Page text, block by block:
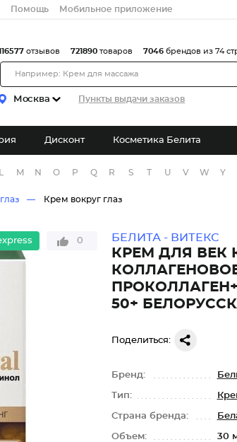
Помощь Мобильное приложение
Москва Пункты выдачи заказов
отзывов 721890 товаров 7046 брендов из 74
Дисконт Косметика Белита
M N O P Q R S T U V W Y
Крем вокруг глаз
0 БЕЛИТА - ВИТЕКС
КРЕМ ДЛЯ ВЕК
50+
Поделиться:
Бренд:
Тип:
Страна бренда:
Объем: 30